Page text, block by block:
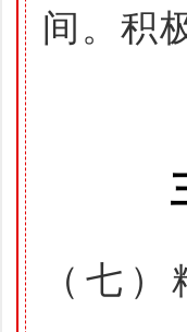
间。积
（七